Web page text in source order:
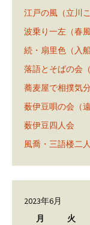
江戸の風（立川こ
波乗り一左（春風
続・扇里色（入船
落語とそばの会
蕎麦屋で相撲気
薮伊豆唄の会（遠
薮伊豆四人会
風喬・三語楼二
2023年6月
月
火